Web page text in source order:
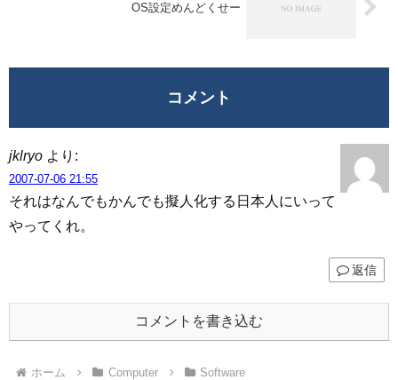
OS設定めんどくせー
コメント
jklryo より:
2007-07-06 21:55
それはなんでもかんでも擬人化する日本人にいって
やってくれ。
返信
コメントを書き込む
ホーム Computer Software